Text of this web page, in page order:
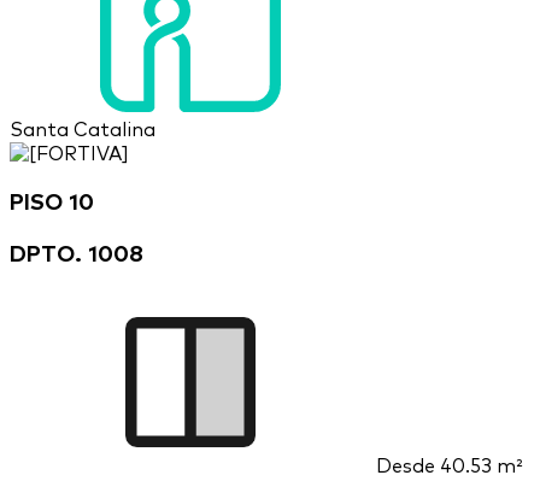
Santa Catalina
PISO 10
DPTO. 1008
Desde 40.53 m²